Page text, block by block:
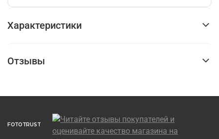
Характеристики
Отзывы
FOTOTRUST